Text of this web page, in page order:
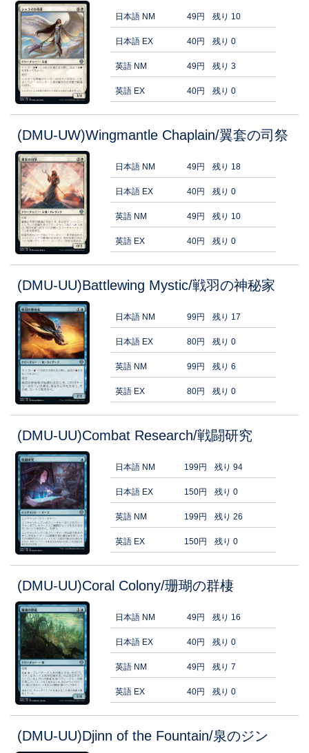
日本語 NM 49円 残り 10
日本語 EX 40円 残り 0
英語 NM 49円 残り 3
英語 EX 40円 残り 0
(DMU-UW)Wingmantle Chaplain/翼套の司祭
日本語 NM 49円 残り 18
日本語 EX 40円 残り 0
英語 NM 49円 残り 10
英語 EX 40円 残り 0
(DMU-UU)Battlewing Mystic/戦羽の神秘家
日本語 NM 99円 残り 17
日本語 EX 80円 残り 0
英語 NM 99円 残り 6
英語 EX 80円 残り 0
(DMU-UU)Combat Research/戦闘研究
日本語 NM 199円 残り 94
日本語 EX 150円 残り 0
英語 NM 199円 残り 26
英語 EX 150円 残り 0
(DMU-UU)Coral Colony/珊瑚の群棲
日本語 NM 49円 残り 16
日本語 EX 40円 残り 0
英語 NM 49円 残り 7
英語 EX 40円 残り 0
(DMU-UU)Djinn of the Fountain/泉のジン